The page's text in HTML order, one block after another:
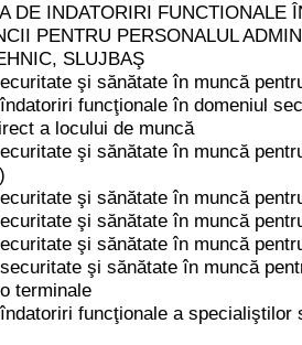
DE INDATORIRI FUNCTIONALE
PENTRU PERSONALUL
SLUJBAŞ
şi sănătate în muncă
funcţionale în domeniul
a locului de muncă
şi sănătate în muncă
şi sănătate în muncă
şi sănătate în muncă
şi sănătate în muncă
şi sănătate în muncă
terminale
funcţionale a